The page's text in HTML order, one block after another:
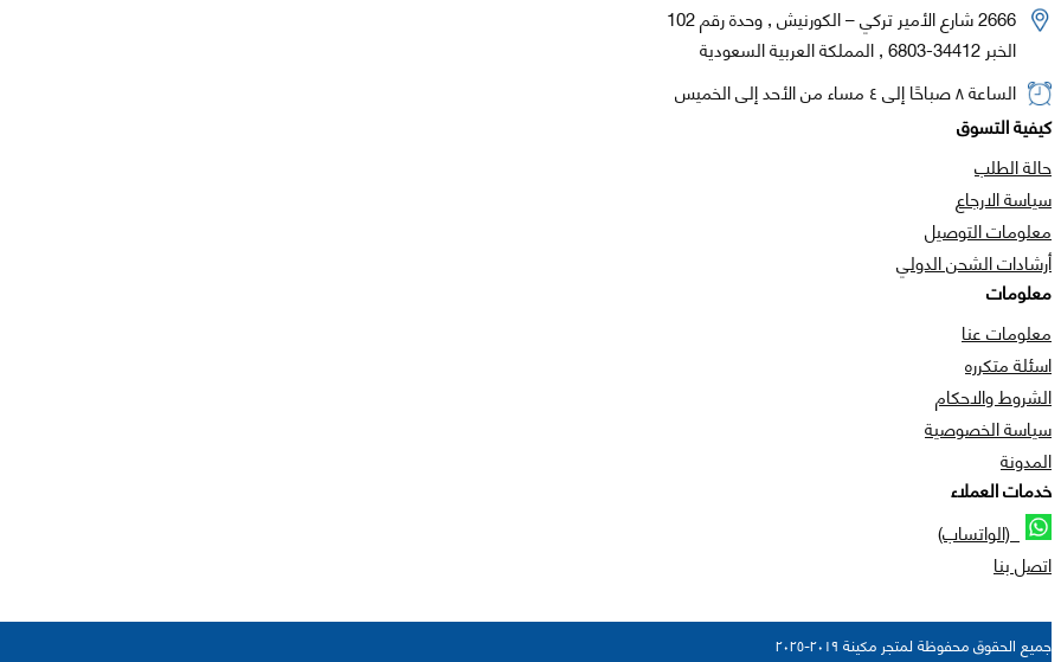
2666 شارع الأمير تركي – الكورنيش , وحدة رقم 102
الخبر 34412-6803 , المملكة العربية السعودية
الساعة ٨ صباحًا إلى ٤ مساء من الأحد إلى الخميس
كيفية التسوق
حالة الطلب
سياسة الارجاع
معلومات التوصيل
أرشادات الشحن الدولي
معلومات
معلومات عنا
اسئلة متكرره
الشروط والاحكام
سياسة الخصوصية
المدونة
خدمات العملاء
(الواتساب)
اتصل بنا
جميع الحقوق محفوظة لمتجر مكينة ٢٠١٩-٢٠٢٥